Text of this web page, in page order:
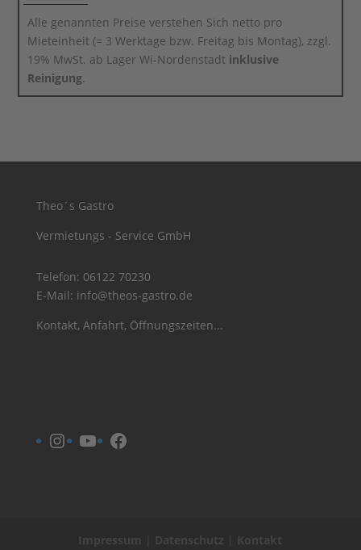
Alle genannten Preise verstehen Sich netto pro
Mieteinheit (= 3 Werktage bzw. Freitag bis Montag), zzgl.
19% MwSt. ab Lager Wi-Nordenstadt inklusive
Reinigung.
Theo´s Gastro
Vermietungs - Service GmbH
Telefon: 06122 70230
E-Mail: info@theos-gastro.de
Kontakt, Anfahrt, Öffnungszeiten...
Instagram
YouTubeFacebook
Impressum Datenschutz Kontakt